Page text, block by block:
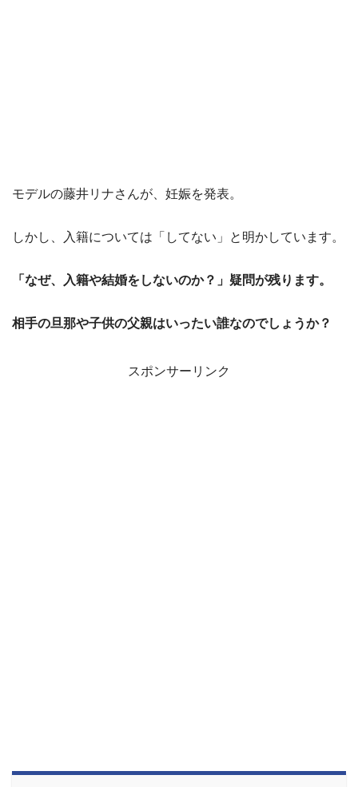
モデルの藤井リナさんが、妊娠を発表。
しかし、入籍については「してない」と明かしています。
「なぜ、入籍や結婚をしないのか？」疑問が残ります。
相手の旦那や子供の父親はいったい誰なのでしょうか？
スポンサーリンク